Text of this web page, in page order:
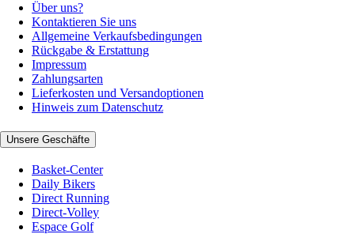
Über uns?
Kontaktieren Sie uns
Allgemeine Verkaufsbedingungen
Rückgabe & Erstattung
Impressum
Zahlungsarten
Lieferkosten und Versandoptionen
Hinweis zum Datenschutz
Unsere Geschäfte
Basket-Center
Daily Bikers
Direct Running
Direct-Volley
Espace Golf